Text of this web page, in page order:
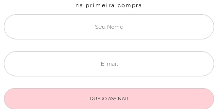
na primeira compra